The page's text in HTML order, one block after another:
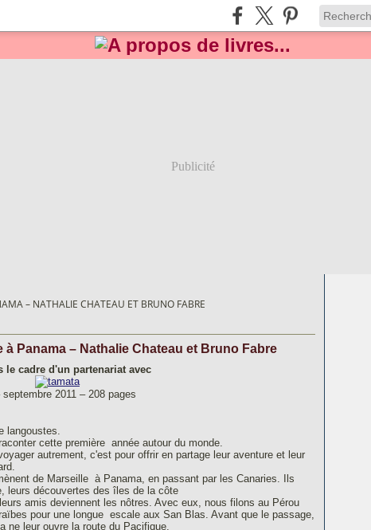
Publicité
– NATHALIE CHATEAU ET BRUNO FABRE
à Panama – Nathalie Chateau et Bruno Fabre
le cadre d'un partenariat avec
2011 – 208 pages
langoustes.
cette première année autour du monde.
autrement, c'est pour offrir en partage leur aventure et leur
de Marseille à Panama, en passant par les Canaries. Ils
leurs découvertes des îles de la côte
amis deviennent les nôtres. Avec eux, nous filons au Pérou
pour une longue escale aux San Blas. Avant que le passage,
ne leur ouvre la route du Pacifique.